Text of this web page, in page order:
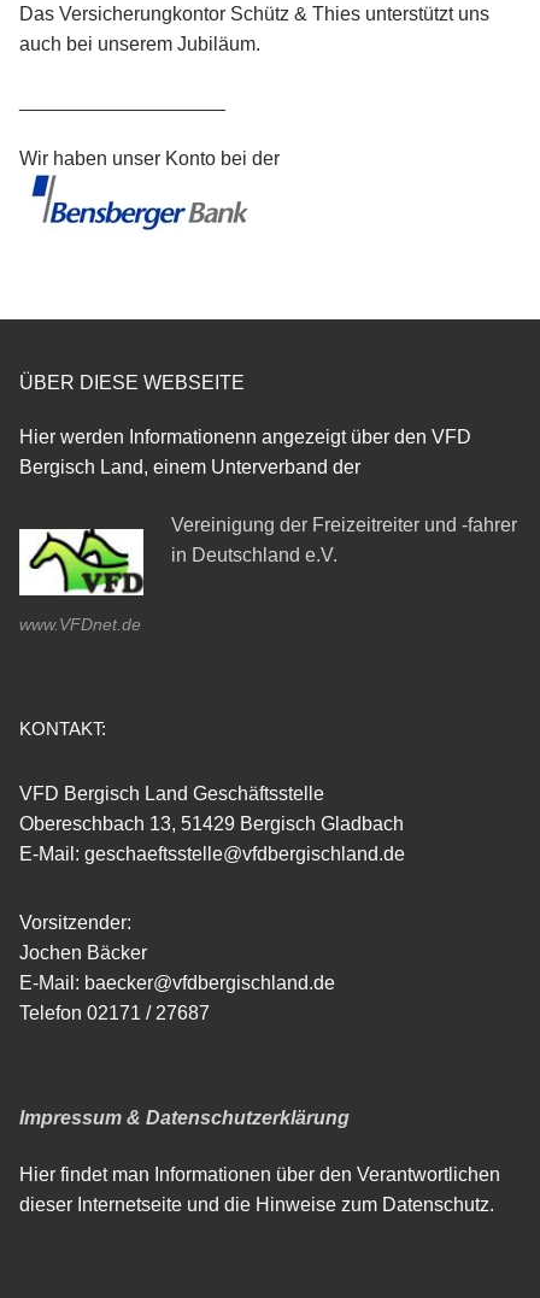
Das Versicherungkontor Schütz & Thies unterstützt uns
auch bei unserem Jubiläum.
Wir haben unser Konto bei der
ÜBER DIESE WEBSEITE
Hier werden Informationenn angezeigt über den VFD
Bergisch Land, einem Unterverband der
www.VFDnet.de
Vereinigung der Freizeitreiter und -fahrer
in Deutschland e.V.
KONTAKT:
VFD Bergisch Land Geschäftsstelle
Obereschbach 13, 51429 Bergisch Gladbach
E-Mail: geschaeftsstelle@vfdbergischland.de
Vorsitzender:
Jochen Bäcker
E-Mail: baecker@vfdbergischland.de
Telefon 02171 / 27687
Impressum & Datenschutzerklärung
Hier findet man Informationen über den Verantwortlichen
dieser Internetseite und die Hinweise zum Datenschutz.